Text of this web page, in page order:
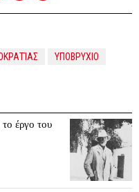
ΥΠΟΒΡΥΧΙΟ
έργο του